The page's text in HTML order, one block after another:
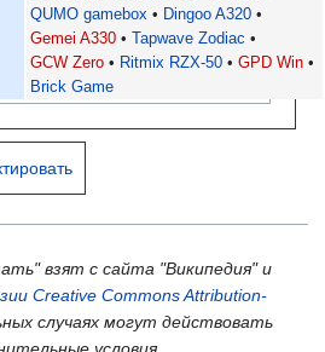
QUMO gamebox
Dingoo A320
Gemei A330
Tapwave Zodiac
GCW Zero
Ritmix RZX-50
GPD Win
Brick Game
взят с сайта "Википедия" и
Creative Commons Attribution-
случаях могут действовать